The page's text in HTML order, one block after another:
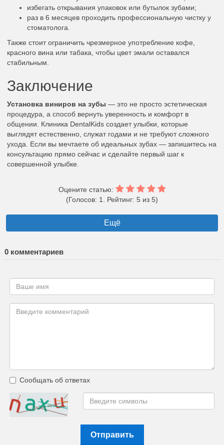
избегать открывания упаковок или бутылок зубами;
раз в 6 месяцев проходить профессиональную чистку у
стоматолога.
Также стоит ограничить чрезмерное употребление кофе,
красного вина или табака, чтобы цвет эмали оставался
стабильным.
Заключение
Установка виниров на зубы — это не просто эстетическая
процедура, а способ вернуть уверенность и комфорт в
общении. Клиника DentalKids создает улыбки, которые
выглядят естественно, служат годами и не требуют сложного
ухода. Если вы мечтаете об идеальных зубах — запишитесь на
консультацию прямо сейчас и сделайте первый шаг к
совершенной улыбке.
Оцените статью:
(Голосов: 1. Рейтинг: 5 из 5)
Ещё
0 комментариев
Сообщать об ответах
Отправить